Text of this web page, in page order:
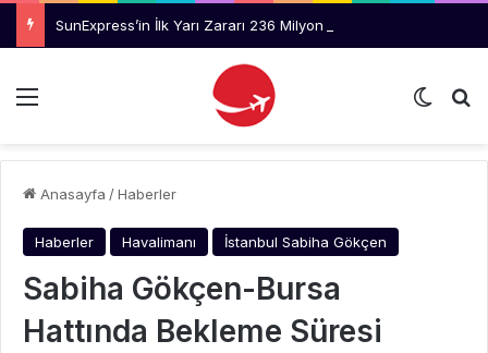
SunExpress’in İlk Yarı Zararı 236 Milyon Dolara Yükseldi
Menü Dış
Anasayfa /Haberler
Haberler Havalimanı İstanbul Sabiha Gökçen
Sabiha Gökçen-Bursa
Hattında Bekleme Süresi